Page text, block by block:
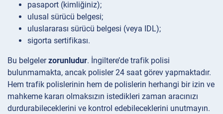
pasaport (kimliğiniz);
ulusal sürücü belgesi;
uluslararası sürücü belgesi (veya IDL);
sigorta sertifikası.
Bu belgelerzorunludur. İngiltere’de trafik polisi
bulunmamakta, ancak polisler 24 saat görev yapmaktadır.
Hem trafik polislerinin hem de polislerin herhangi bir izin ve
mahkeme kararı olmaksızın istedikleri zaman aracınızı
durdurabileceklerini ve kontrol edebileceklerini unutmayın.